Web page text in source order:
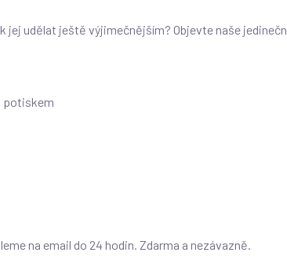
jej udělat ještě výjimečnějším? Objevte naše
potiskem
na email do 24 hodin. Zdarma a nezávazně.